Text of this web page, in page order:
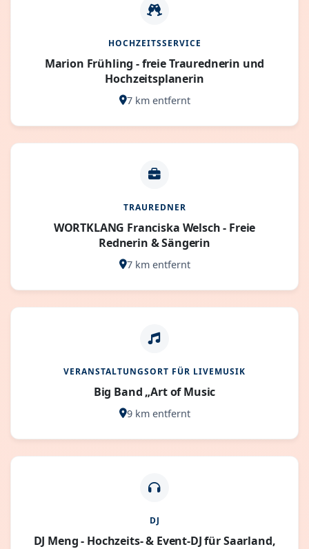
HOCHZEITSSERVICE
Marion Frühling - freie Traurednerin und
Hochzeitsplanerin
7 km entfernt
TRAUREDNER
WORTKLANG Franciska Welsch - Freie
Rednerin & Sängerin
7 km entfernt
VERANSTALTUNGSORT FÜR LIVEMUSIK
Big Band „Art of Music
9 km entfernt
DJ
DJ Meng - Hochzeits- & Event-DJ für Saarland,